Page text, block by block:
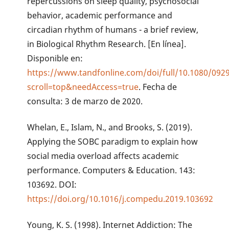
behavior, academic performance and
circadian rhythm of humans - a brief review,
in Biological Rhythm Research. [En línea].
Disponible en:
https://www.tandfonline.com/doi/full/10.1080/
scroll=top&needAccess=true. Fecha de
consulta: 3 de marzo de 2020.
Whelan, E., Islam, N., and Brooks, S. (2019).
Applying the SOBC paradigm to explain how
social media overload affects academic
performance. Computers & Education. 143:
103692. DOI:
https://doi.org/10.1016/j.compedu.2019.103692
Young, K. S. (1998). Internet Addiction: The